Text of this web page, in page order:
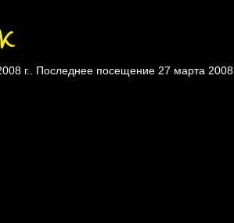
г.. Последнее посещение 27 марта 2008